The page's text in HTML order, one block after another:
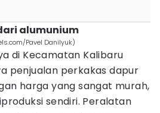
alumunium
Pavel Danilyuk)
di Kecamatan Kalibaru
penjualan perkakas dapur
harga yang sangat murah,
sendiri. Peralatan